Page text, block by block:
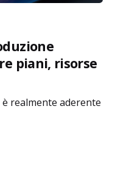
piani, risorse
realmente aderente